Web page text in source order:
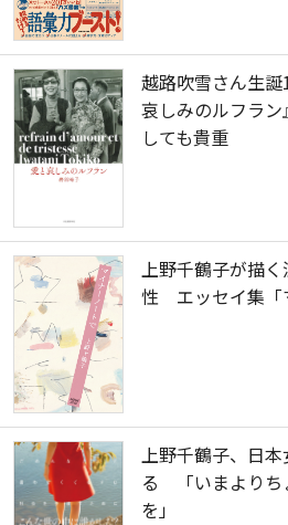
越路吹雪さん生
哀しみのルフラ
しても貴重
上野千鶴子が描
性 エッセイ集「
上野千鶴子、日
る 「いまよりち
を」